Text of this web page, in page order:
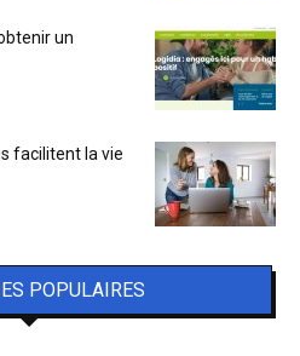
un
facilitent la vie
POPULAIRES